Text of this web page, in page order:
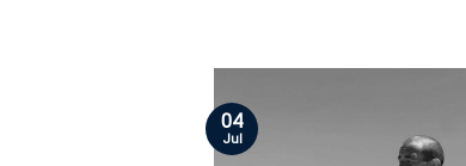
04
Jul